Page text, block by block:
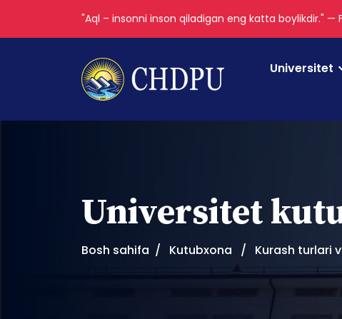
"Aql – insonni inson qiladigan eng katta boylikdir." —
Universitet
Universitet
Bosh sahifa Kutubxona Kurash turlari